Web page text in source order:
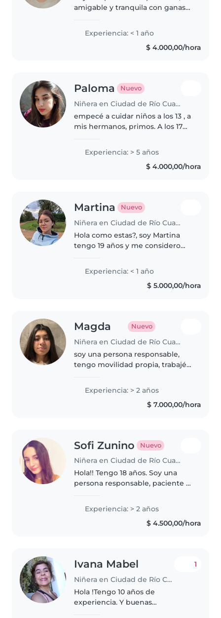
amigable y tranquila con ganas
espontánea con niños de jardín
y primaria, me encanta leerles y
preparar juegos. Me adapto..
Experiencia: < 1 año
$ 4.000,00/hora
Paloma Nuevo
Niñera en Ciudad de Río Cuarto
empecé a cuidar niños a los 13 , a
mis hermanos, primos. A los 17
gendarmes y de la prefectura a
cuidados de niños de 3,4 y 5
años, tareas del hogar, juegos,..
Experiencia: > 5 años
$ 4.000,00/hora
Martina Nuevo
Niñera en Ciudad de Río Cuarto
Hola como estas?, soy Martina
tengo 19 años y me considero
carismática atenta. No tengo
experiencia pero tengo primitos,
hermanos de amigas que los eh
Experiencia: < 1 año
$ 5.000,00/hora
Magda Nuevo
Niñera en Ciudad de Río Cuarto
soy una persona responsable,
tengo movilidad propia, trabajé
pelotero, es decir q me llevo
muy bien con el cuidado y
Experiencia: > 2 años
$ 7.000,00/hora
Sofi Zunino Nuevo
Niñera en Ciudad de Río Cuarto
Hola!! Tengo 18 años. Soy una
persona responsable, paciente y
bienestar de los niños. Disfruto
compartir tiempo con ellos,
acompañarlos en sus
Experiencia: > 2 años
$ 4.500,00/hora
Ivana Mabel
Niñera en Ciudad de Río Cuarto
1
Hola !Tengo 10 años de
experiencia. Y buenas